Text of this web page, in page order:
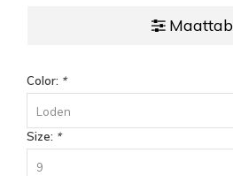
Color: *
Loden
Size: *
9